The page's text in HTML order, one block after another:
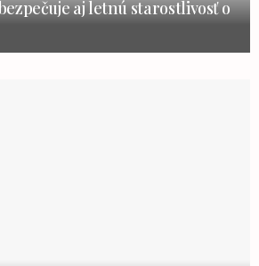
aj letnú starostlivosť o